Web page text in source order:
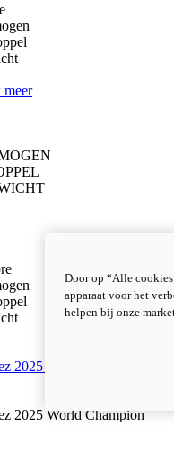
meer
2025 World Champion
2025 World Champion
Door op “Alle
apparaat voor het
helpen bij onze